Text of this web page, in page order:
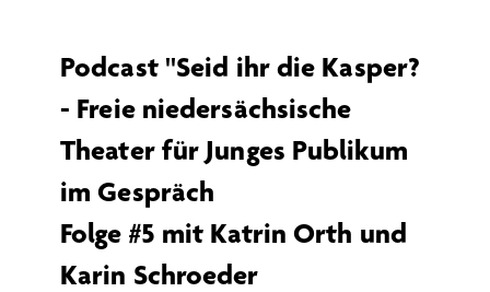
Podcast ''Seid ihr die Kasper?
- Freie niedersächsische
Theater für Junges Publikum
im Gespräch
Folge #5 mit Katrin Orth und
Karin Schroeder